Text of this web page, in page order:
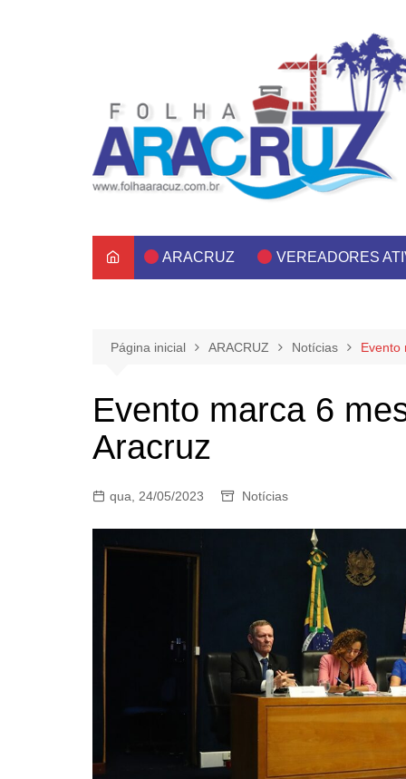
ARACRUZ VEREADORES
Página inicial ARACRUZ Notícias Evento
Evento marca 6
Aracruz
qua, 24/05/2023 Notícias